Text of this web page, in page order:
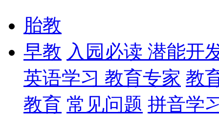
胎教
早教 入园必读 潜能开
英语学习 教育专家 教
教育 常见问题 拼音学